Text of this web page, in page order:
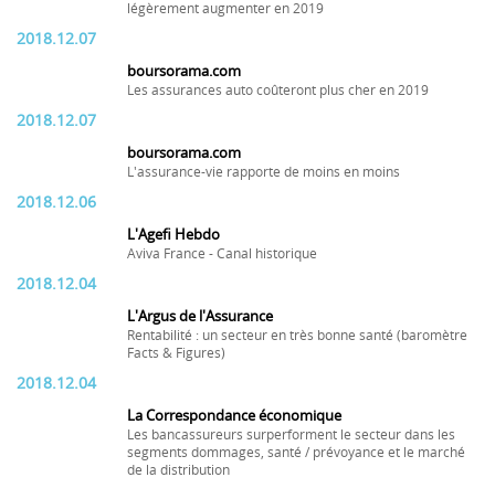
légèrement augmenter en 2019
2018.12.07
boursorama.com
Les assurances auto coûteront plus cher en 2019
2018.12.07
boursorama.com
L'assurance-vie rapporte de moins en moins
2018.12.06
L'Agefi Hebdo
Aviva France - Canal historique
2018.12.04
L'Argus de l'Assurance
Rentabilité : un secteur en très bonne santé (baromètre
Facts & Figures)
2018.12.04
La Correspondance économique
Les bancassureurs surperforment le secteur dans les
segments dommages, santé / prévoyance et le marché
de la distribution